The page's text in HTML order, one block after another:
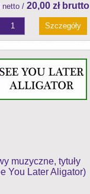
netto / 20,00 zł brutto
Szczegóły
muzyczne, tytuły
You Later Aligator)